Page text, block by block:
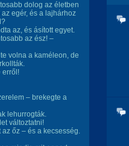
dolog az életben
egér, és a lajhárhoz
az, és ásított egyet.
az ész! –
volna a kaméleon, de
erről!
– brekegte a
lehurrogták.
változtatni!
őz – és a kecsesség.